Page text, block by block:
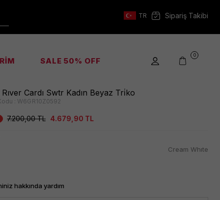
TR Sipariş Takibi
SALE 50% OFF
0
Cardı Swtr Kadın Beyaz Tri̇ko
: W6GR10Z0592
7.200,00TL 4.679,90 TL
Cream Whıte
hakkında yardım